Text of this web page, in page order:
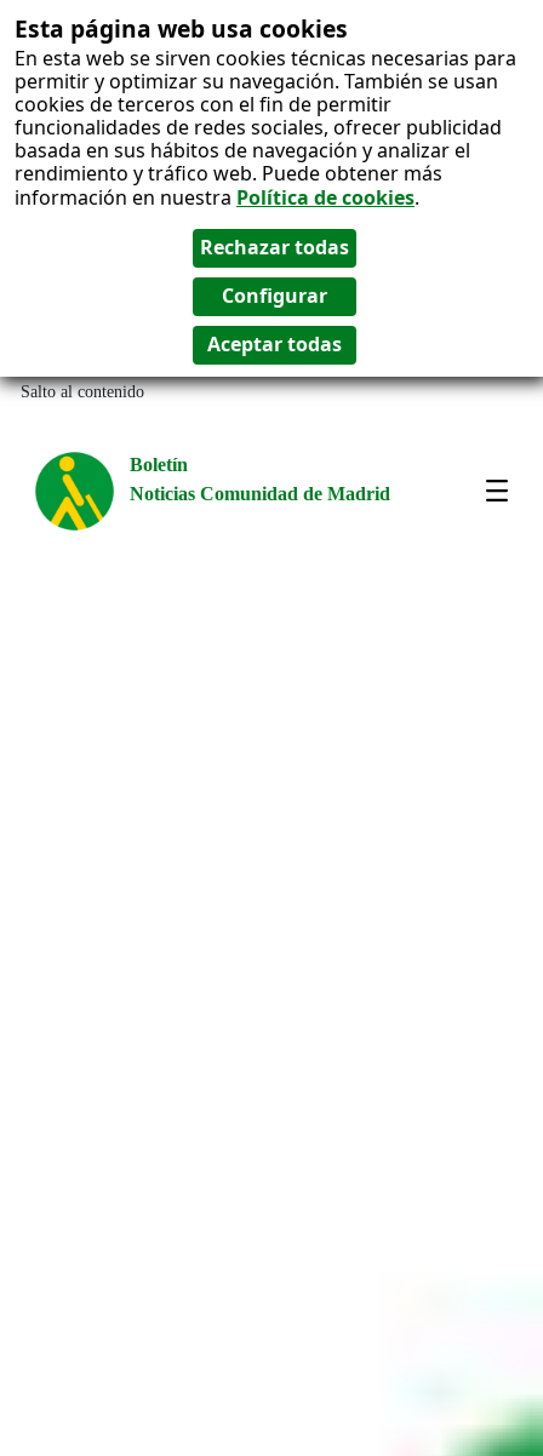
Esta página web usa cookies
En esta web se sirven cookies técnicas necesarias para
permitir y optimizar su navegación. También se usan
cookies de terceros con el fin de permitir
funcionalidades de redes sociales, ofrecer publicidad
basada en sus hábitos de navegación y analizar el
rendimiento y tráfico web. Puede obtener más
información en nuestra Política de cookies.
Salto al contenido
Boletín
Noticias Comunidad de Madrid